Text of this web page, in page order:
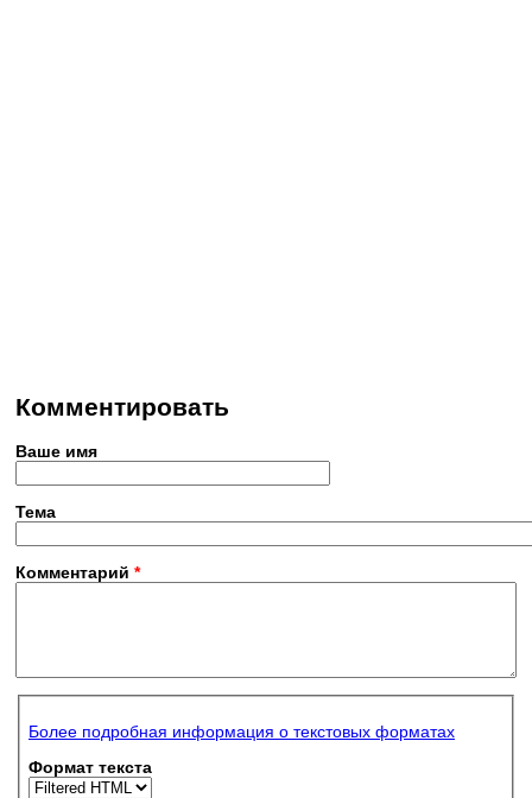
Комментировать
Ваше имя
Тема
Комментарий *
Более подробная информация о текстовых форматах
Формат текста